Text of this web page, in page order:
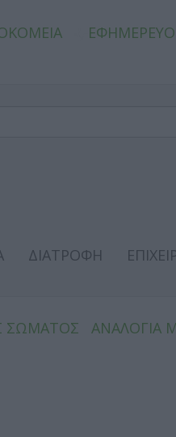
ΔΙΑΤΡΟΦΗ
ΣΩΜΑΤΟΣ
ΑΝΑΛΟΓΙΑ